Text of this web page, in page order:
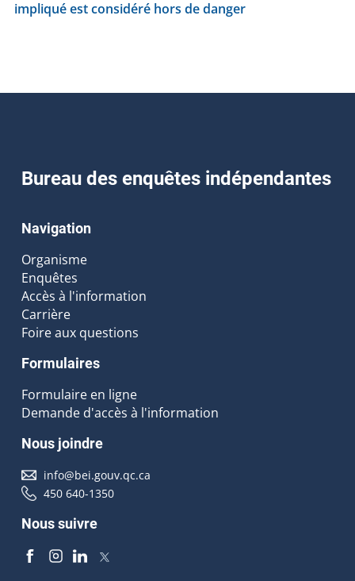
impliqué est considéré hors de danger
Bureau des enquêtes indépendantes
Navigation
Organisme
Enquêtes
Accès à l'information
Carrière
Foire aux questions
Formulaires
Formulaire en ligne
Demande d'accès à l'information
Nous joindre
info@bei.gouv.qc.ca
450 640-1350
Nous suivre